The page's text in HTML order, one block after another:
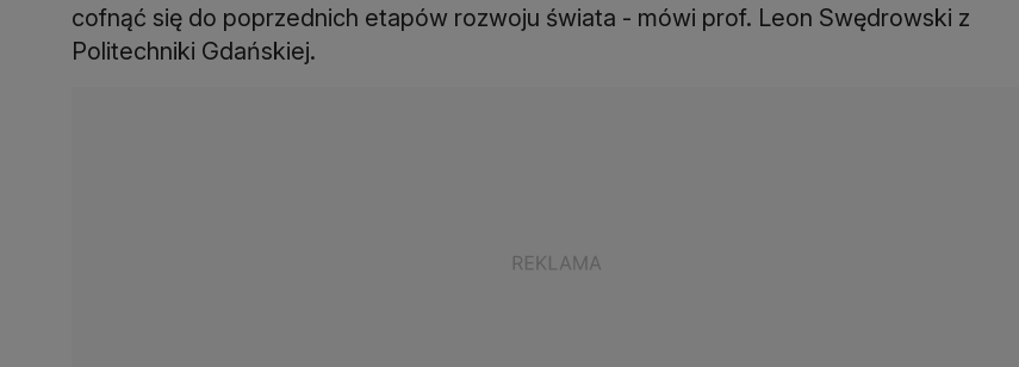
cofnąć się do poprzednich etapów rozwoju świata - mówi prof. Leon Swędrowski z
Politechniki Gdańskiej.